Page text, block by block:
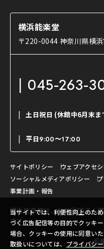
当サイトでは、利便性向上のた
づく広告配信等の目的でクッキ
場合、クッキーの使用に同意い
取扱いについては、 プライバシ
楽屋
ご利用の流れ
利用料金表
能舞台と演じ手
使用する道具
能・狂言の曲目説明
日本の古典芸能
コラム
OTABISHO
チケット購入方法
ご寄附について
よくいただくご質問
お問い合わせ
横浜能楽堂
〒220-0044 神奈川県横
045-263-
土日祝日 (休館中6月末ま
平日9:00〜17:00
サイトポリシー
ウェブアクセ
ソーシャルメディアポリシー
事業計画・報告
横浜能楽堂は、公益財団法人
ます。
©